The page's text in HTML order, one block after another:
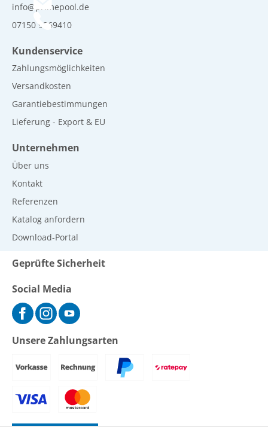
info@primepool.de
07150 9269410
Kundenservice
Zahlungsmöglichkeiten
Versandkosten
Garantiebestimmungen
Lieferung - Export & EU
Unternehmen
Über uns
Kontakt
Referenzen
Katalog anfordern
Download-Portal
Geprüfte Sicherheit
Social Media
Unsere Zahlungsarten